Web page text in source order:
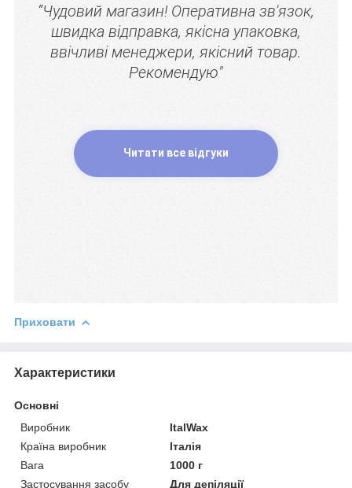
“Чудовий магазин! Оперативна зв'язок,
швидка відправка, якісна упаковка,
ввічливі менеджери, якісний товар.
Рекомендую"
Читати все відгуки
Приховати
Характеристики
Основні
Виробник
ItalWax
Країна виробник
Італія
Вага
1000 г
Застосування засобу
Для депіляції